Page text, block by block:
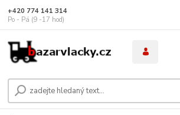
+420 774 141 314
Po - Pá (9 -17 hod)